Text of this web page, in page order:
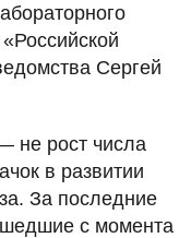
Сергей
не рост числа
в развитии
За последние
с момента